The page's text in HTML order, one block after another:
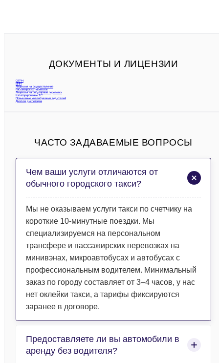
ДОКУМЕНТЫ И ЛИЦЕНЗИИ
ОГРН
ИНН
Лицензия на осуществление
пассажирских перевозок
Лицензия на регулярные перевозки
Категорирование ТС
Повышение квалификации водителей
Диплом диспетчера
ЧАСТО ЗАДАВАЕМЫЕ ВОПРОСЫ
Чем ваши услуги отличаются от
обычного городского такси?
Мы не оказываем услуги такси по счетчику на
короткие 10-минутные поездки. Мы
специализируемся на персональном
трансфере и пассажирских перевозках на
минивэнах, микроавтобусах и автобусах с
профессиональным водителем. Минимальный
заказ по городу составляет от 3–4 часов, у нас
нет оклейки такси, а тарифы фиксируются
заранее в договоре.
Предоставляете ли вы автомобили в
аренду без водителя?